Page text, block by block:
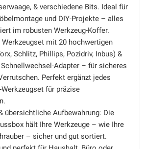
& verschiedene Bits. Ideal für
und DIY-Projekte – alles
im robusten Werkzeug-Koffer.
mit 20 hochwertigen
Schlitz, Phillips, Pozidriv, Inbus) &
Adapter – für sicheres
Perfekt ergänzt jedes
für präzise
übersichtliche Aufbewahrung: Die
hält Ihre Werkzeuge – wie Ihre
– sicher und gut sortiert.